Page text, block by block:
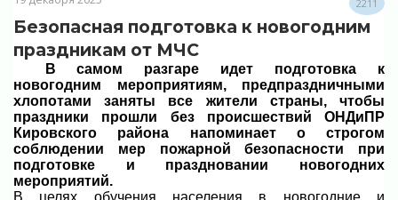
2211
Безопасная подготовка к новогодним
праздникам от МЧС
В самом разгаре идет подготовка к
новогодним мероприятиям, предпраздничными
хлопотами заняты все жители страны, чтобы
праздники прошли без происшествий ОНДиПР
Кировского района напоминает о строгом
соблюдении мер пожарной безопасности при
подготовке и праздновании новогодних
мероприятий.
В целях обучения населения в новогодние и